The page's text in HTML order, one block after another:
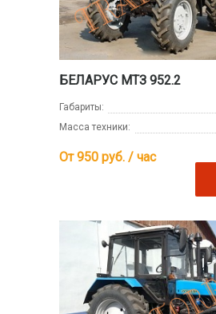
БЕЛАРУС МТЗ 952.2
Габариты:
Масса техники:
От 950 руб. / час